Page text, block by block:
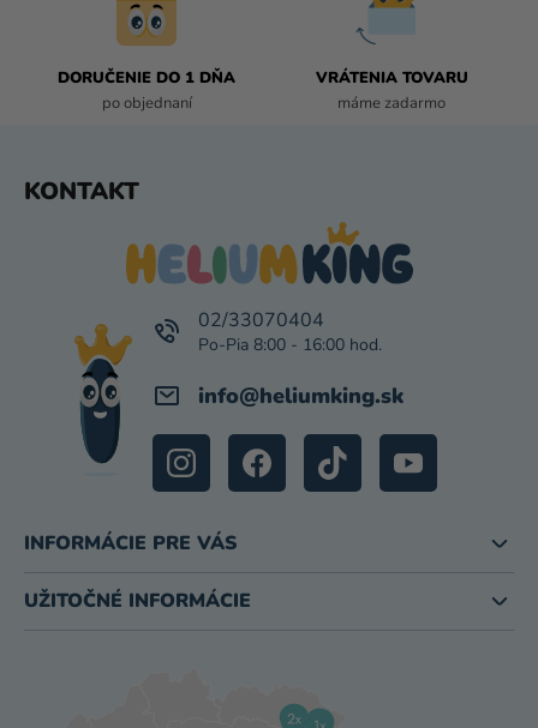
U
DORUČENIE DO 1 DŇA
po objednaní
VRÁTENIA TOVARU
máme zadarmo
KONTAKT
info@heliumking.sk
02/33070404
INFORMÁCIE PRE VÁS
UŽITOČNÉ INFORMÁCIE